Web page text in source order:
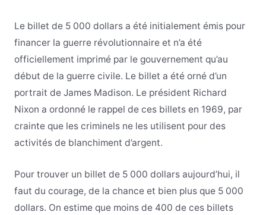
Le billet de 5 000 dollars a été initialement émis pour
financer la guerre révolutionnaire et n’a été
officiellement imprimé par le gouvernement qu’au
début de la guerre civile. Le billet a été orné d’un
portrait de James Madison. Le président Richard
Nixon a ordonné le rappel de ces billets en 1969, par
crainte que les criminels ne les utilisent pour des
activités de blanchiment d’argent.
Pour trouver un billet de 5 000 dollars aujourd’hui, il
faut du courage, de la chance et bien plus que 5 000
dollars. On estime que moins de 400 de ces billets